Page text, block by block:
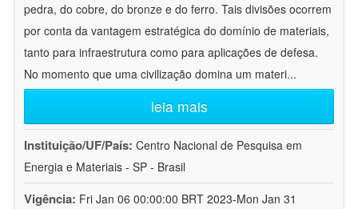
pedra, do cobre, do bronze e do ferro. Tais divisões ocorrem
por conta da vantagem estratégica do domínio de materiais,
tanto para infraestrutura como para aplicações de defesa.
No momento que uma civilização domina um materi...
leia mais
Instituição/UF/País: Centro Nacional de Pesquisa em
Energia e Materiais - SP - Brasil
Vigência: Fri Jan 06 00:00:00 BRT 2023-Mon Jan 31